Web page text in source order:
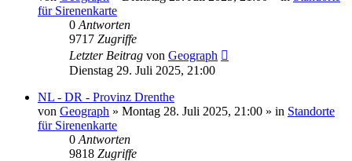
für Sirenenkarte
0 Antworten
9717 Zugriffe
Letzter Beitrag von Geograph
Dienstag 29. Juli 2025, 21:00
NL - DR - Provinz Drenthe
von Geograph » Montag 28. Juli 2025, 21:00 » in Standorte
für Sirenenkarte
0 Antworten
9818 Zugriffe